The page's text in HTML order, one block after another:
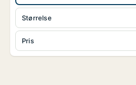
Størrelse
Pris